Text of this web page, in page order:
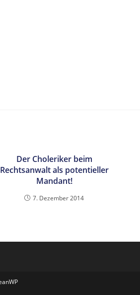
Der Choleriker beim
Rechtsanwalt als potentieller
Mandant!
7. Dezember 2014